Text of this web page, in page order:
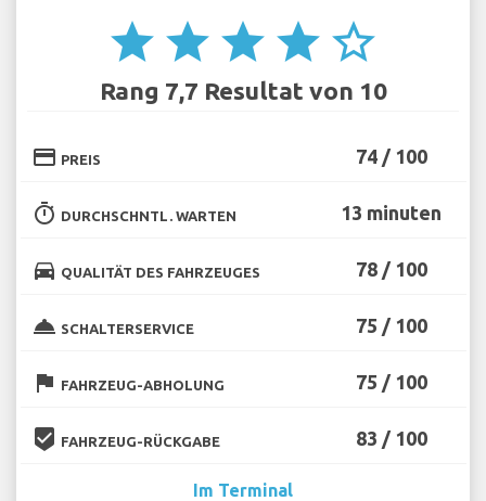
star star star star star_border
Rang 7,7 Resultat von 10
credit_card PREIS 74 / 100
timer DURCHSCHNTL. WARTEN 13 minuten
directions_car QUALITÄT DES FAHRZEUGES 78 / 100
room_service SCHALTERSERVICE 75 / 100
flag FAHRZEUG-ABHOLUNG 75 / 100
beenhere FAHRZEUG-RÜCKGABE 83 / 100
Im Terminal